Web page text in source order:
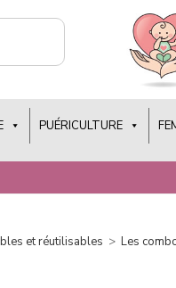
PUÉRICULTURE
et réutilisables > Les